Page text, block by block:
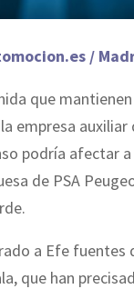
/
que
empresa auxiliar
podría afectar
de PSA
a Efe fuentes
que han